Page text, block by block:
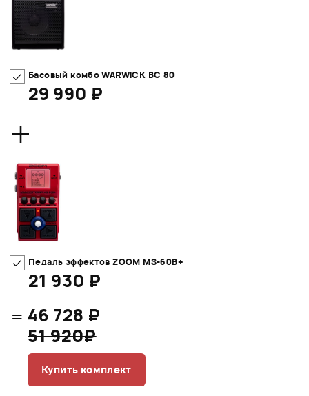
Басовый комбо WARWICK BC 80
29 990 ₽
+
Педаль эффектов ZOOM MS-60B+
21 930 ₽
= 46 728 ₽
51 920₽
Купить комплект